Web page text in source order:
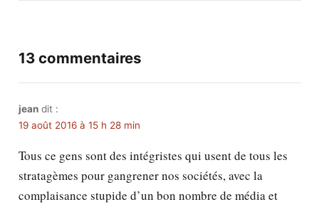
13 commentaires
jean dit :
19 août 2016 à 15 h 28 min
Tous ce gens sont des intégristes qui usent de tous les
stratagèmes pour gangrener nos sociétés, avec la
complaisance stupide d’un bon nombre de média et